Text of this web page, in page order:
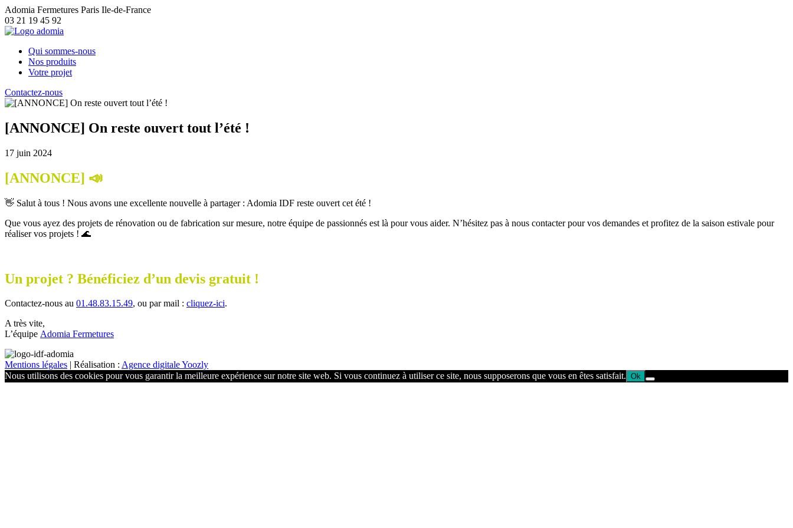
Adomia Fermetures Paris Ile-de-France
03 21 19 45 92
Qui sommes-nous
Nos produits
Votre projet
Contactez-nous
[ANNONCE] On reste ouvert tout l’été !
17 juin 2024
[ANNONCE] 📣
👋 Salut à tous ! Nous avons une excellente nouvelle à partager : Adomia IDF reste ouvert cet été !
Que vous ayez des projets de rénovation ou de fabrication sur mesure, notre équipe de passionnés est là pour vous aider. N’hésitez pas à nous contacter pour vos demandes et profitez de la saison estivale pour
réaliser vos projets ! 🌊
Un projet ? Bénéficiez d’un devis gratuit !
Contactez-nous au 01.48.83.15.49, ou par mail : cliquez-ici.
A très vite,
L’équipe Adomia Fermetures
Mentions légales | Réalisation : Agence digitale Yoozly
Nous utilisons des cookies pour vous garantir la meilleure expérience sur notre site web. Si vous continuez à utiliser ce site, nous supposerons que vous en êtes satisfait. Ok